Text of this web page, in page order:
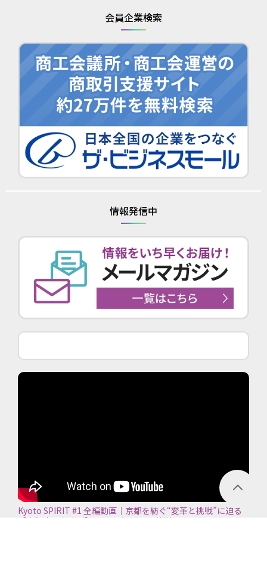
会員企業検索
情報発信中
Kyoto SPIRIT #1 全編動画｜京都を紡ぐ“変革と挑戦”に迫る
【京都商工会議所】＜2026年7月5日放送＞